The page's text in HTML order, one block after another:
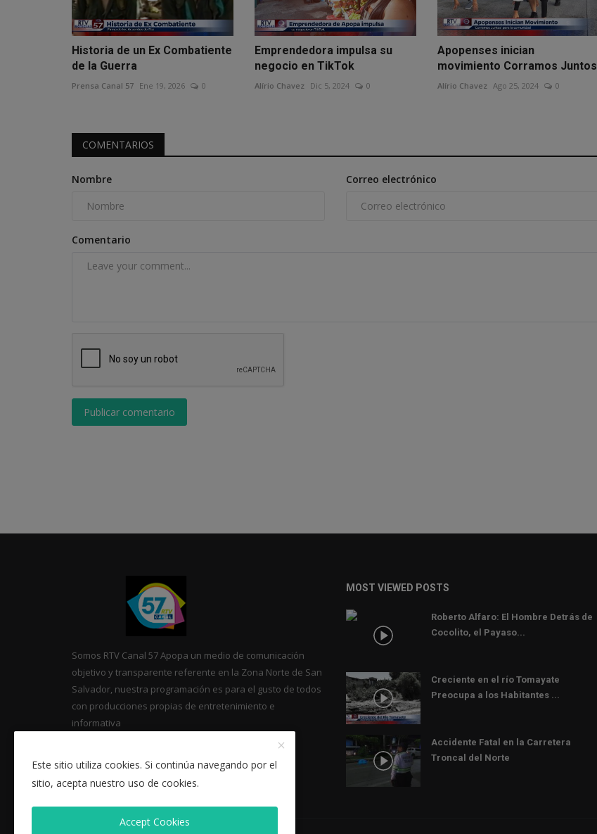
Historia de un Ex Combatiente
de la Guerra
Prensa Canal 57 Ene 19, 2026 0
Emprendedora impulsa su
negocio en TikTok
Alírio Chavez Dic 5, 2024 0
Apopenses inician
movimiento Corramos Juntos
Alírio Chavez Ago 25, 2024 0
COMENTARIOS
Nombre Correo electrónico
Comentario
Publicar comentario
Somos RTV Canal 57 Apopa un medio de comunicación
objetivo y transparente referente en la Zona Norte de San
Salvador, nuestra programación es para el gusto de todos
con producciones propias de entretenimiento e
informativa
MOST VIEWED POSTS
Roberto Alfaro: El Hombre Detrás de
Cocolito, el Payaso...
Creciente en el río Tomayate
Preocupa a los Habitantes ...
Accidente Fatal en la Carretera
Troncal del Norte
Este sitio utiliza cookies. Si continúa navegando por el
sitio, acepta nuestro uso de cookies.
Accept Cookies